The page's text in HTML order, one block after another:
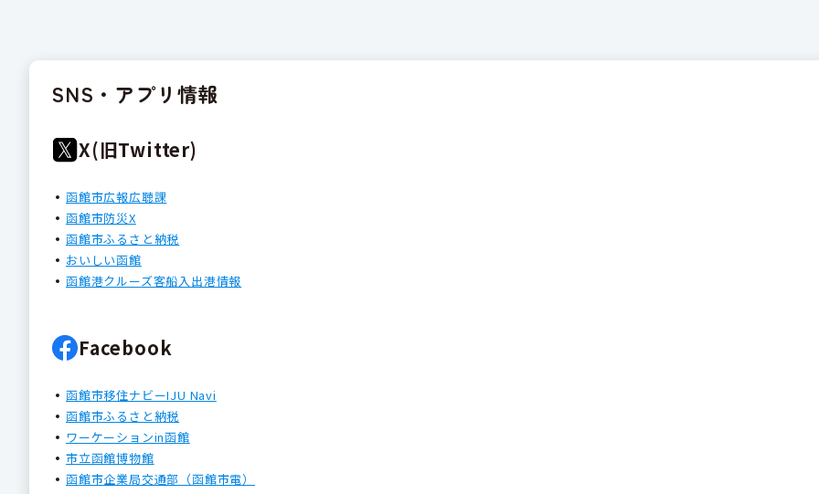
SNS・アプリ情報
X(旧Twitter)
函館市広報広聴課
函館市防災X
函館市ふるさと納税
おいしい函館
函館港クルーズ客船入出港情報
Facebook
函館市移住ナビーIJU Navi
函館市ふるさと納税
ワーケーションin函館
市立函館博物館
函館市企業局交通部（函館市電）